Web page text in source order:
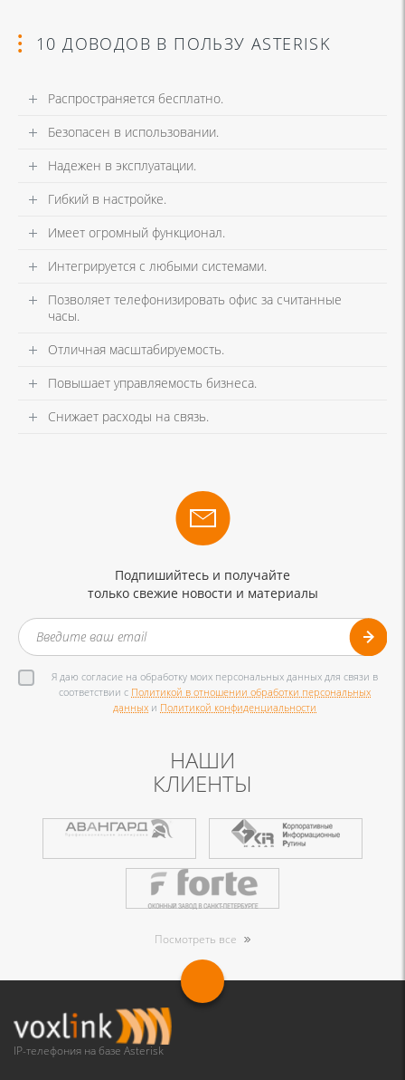
10 ДОВОДОВ В ПОЛЬЗУ ASTERISK
Распространяется бесплатно.
Безопасен в использовании.
Надежен в эксплуатации.
Гибкий в настройке.
Имеет огромный функционал.
Интегрируется с любыми системами.
Позволяет телефонизировать офис за считанные
часы.
Отличная масштабируемость.
Повышает управляемость бизнеса.
Снижает расходы на связь.
Подпишийтесь и получайте
только свежие новости и материалы
Я даю согласие на обработку моих персональных данных для связи в
соответствии с Политикой в отношении обработки персональных
данных и Политикой конфиденциальности
НАШИ
КЛИЕНТЫ
Посмотреть все
IP-телефония на базе Asterisk